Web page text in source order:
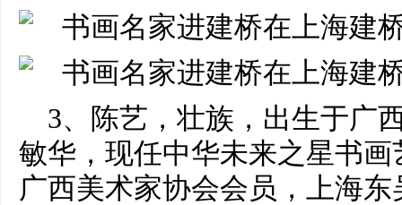
3、陈艺，壮族，出生于广
敏华，现任中华未来之星书
广西美术家协会会员，上海